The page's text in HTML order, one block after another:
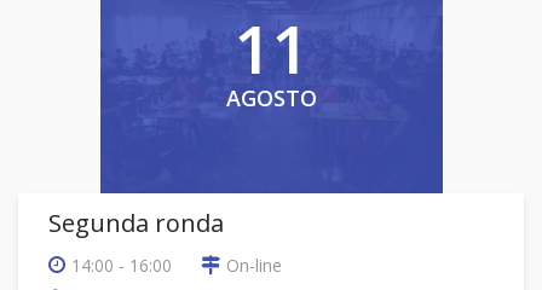
11
AGOSTO
Segunda ronda
14:00 - 16:00
On-line